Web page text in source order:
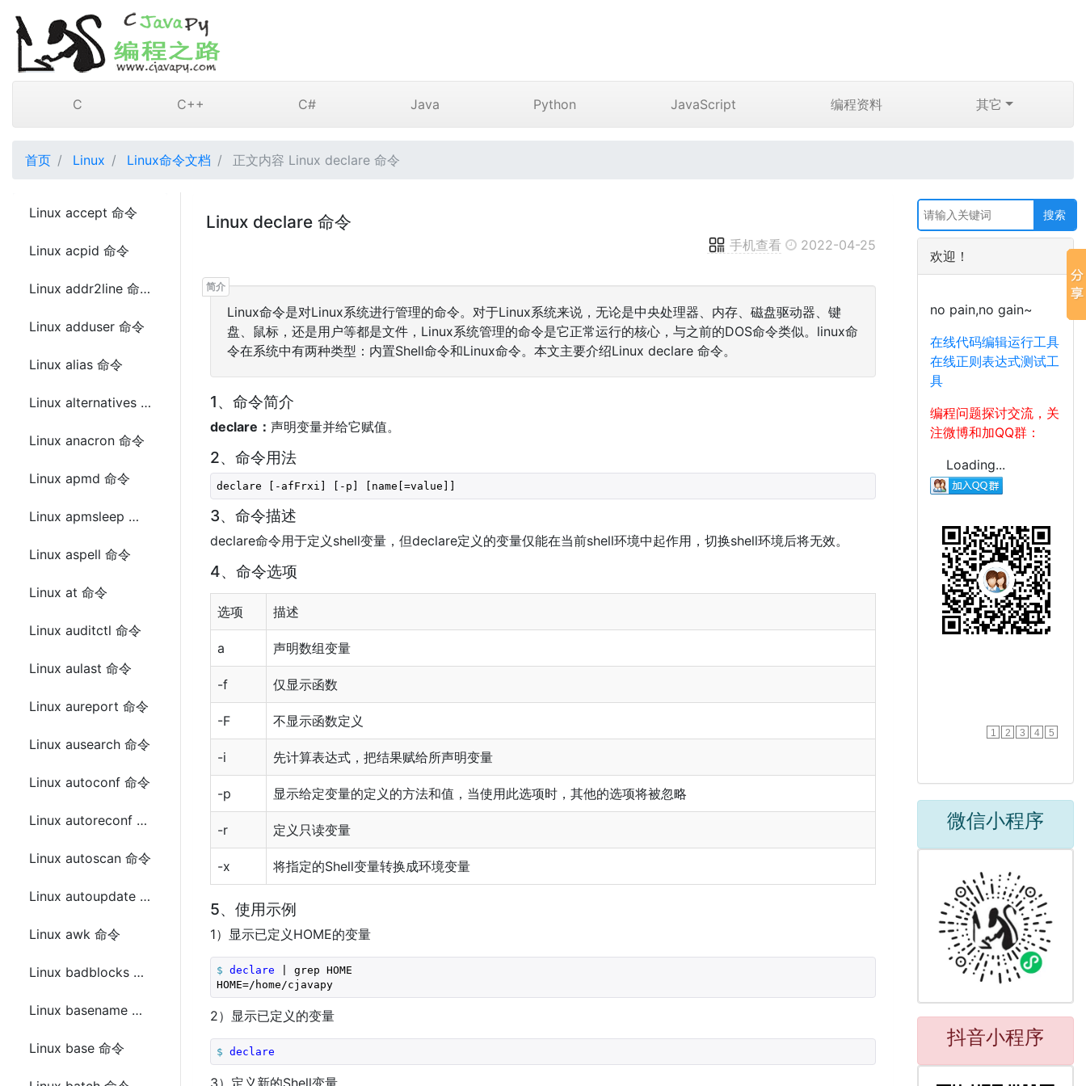
C C++ C# Java Python JavaScript 编程资料 其它
首页 Linux Linux命令文档 正文内容 Linux declare 命令
Linux accept 命令
Linux acpid 命令
Linux addr2line 命令
Linux adduser 命令
Linux alias 命令
Linux alternatives 命令
Linux anacron 命令
Linux apmd 命令
Linux apmsleep 命令
Linux aspell 命令
Linux at 命令
Linux auditctl 命令
Linux aulast 命令
Linux aureport 命令
Linux ausearch 命令
Linux autoconf 命令
Linux autoreconf 命令
Linux autoscan 命令
Linux autoupdate 命令
Linux awk 命令
Linux badblocks 命令
Linux basename 命令
Linux base 命令
Linux declare 命令
手机查看 2022-04-25
Linux命令是对Linux系统进行管理的命令。对于Linux系统来说，无论是中央处理器、内存、磁盘驱动器、键
盘、鼠标，还是用户等都是文件，Linux系统管理的命令是它正常运行的核心，与之前的DOS命令类似。linux命
令在系统中有两种类型：内置Shell命令和Linux命令。本文主要介绍Linux declare 命令。
1、命令简介
declare： 声明变量并给它赋值。
2、命令用法
declare [-afFrxi] [-p] [name[=value]]
3、命令描述
declare命令用于定义shell变量，但declare定义的变量仅能在当前shell环境中起作用，切换shell环境后将无效。
4、命令选项
选项 描述
a 声明数组变量
-f 仅显示函数
-F 不显示函数定义
-i 先计算表达式，把结果赋给所声明变量
-p 显示给定变量的定义的方法和值，当使用此选项时，其他的选项将被忽略
-r 定义只读变量
-x 将指定的Shell变量转换成环境变量
5、使用示例
1）显示已定义HOME的变量
$ declare | grep HOME
HOME=/home/cjavapy
2）显示已定义的变量
$ declare
3）定义新的Shell变量
欢迎！
no pain,no gain~
在线代码编辑运行工具
在线正则表达式测试工
具
编程问题探讨交流，关
注微博和加QQ群：
Loading...
1 2 3 4 5
微信小程序
抖音小程序